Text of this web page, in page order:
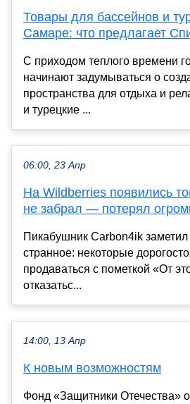
Товары для бассейнов и
Самаре: что предлагает
С приходом теплого времени
начинают задумываться о
пространства для отдыха и
и турецкие ...
06:00, 23 Апр
На Wildberries появились
не забрал — потерял
Пикабушник Carbon4ik
странное: некоторые
продаваться с пометкой «От
отказатьс...
14:00, 13 Апр
К новым возможностям
Фонд «Защитники Отечества»